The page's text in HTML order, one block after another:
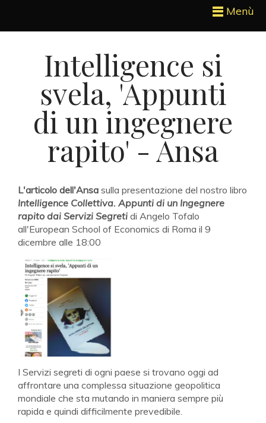
Menù
Intelligence si
svela, 'Appunti
di un ingegnere
rapito' - Ansa
L'articolo dell'Ansa sulla presentazione del nostro libro
Intelligence Collettiva. Appunti di un Ingegnere
rapito dai Servizi Segreti di Angelo Tofalo
all'European School of Economics di Roma il 9
dicembre alle 18:00
I Servizi segreti di ogni paese si trovano oggi ad
affrontare una complessa situazione geopolitica
mondiale che sta mutando in maniera sempre più
rapida e quindi difficilmente prevedibile.